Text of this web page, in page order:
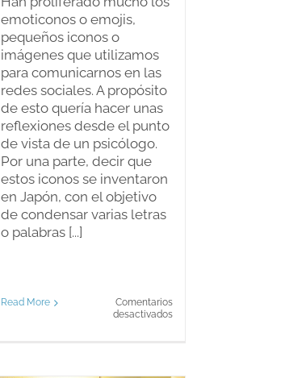
emoticonos o emojis,
pequeños iconos o
imágenes que utilizamos
para comunicarnos en las
redes sociales. A propósito
de esto quería hacer unas
reflexiones desde el punto
de vista de un psicólogo.
Por una parte, decir que
estos iconos se inventaron
en Japón, con el objetivo
de condensar varias letras
o palabras [...]
Read More
Comentarios
desactivadosen
los